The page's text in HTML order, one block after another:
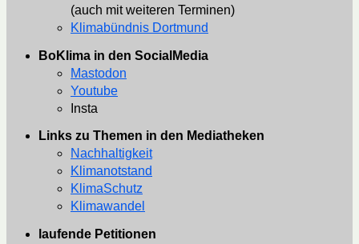
(auch mit weiteren Terminen)
Klimabündnis Dortmund
BoKlima in den SocialMedia
Mastodon
Youtube
Insta
Links zu Themen in den Mediatheken
Nachhaltigkeit
Klimanotstand
KlimaSchutz
Klimawandel
laufende Petitionen